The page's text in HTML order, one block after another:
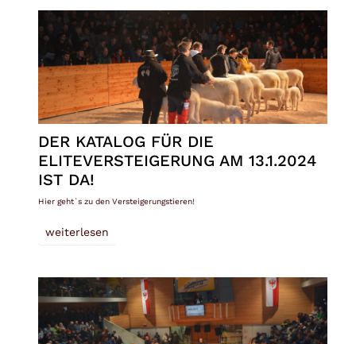
DER KATALOG FÜR DIE
ELITEVERSTEIGERUNG AM 13.1.2024
IST DA!
Hier geht`s zu den Versteigerungstieren!
weiterlesen